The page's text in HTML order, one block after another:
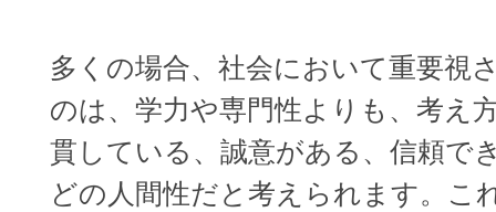
多くの場合、社会において重要視
のは、学力や専門性よりも、考え
貫している、誠意がある、信頼で
どの人間性だと考えられます。こ